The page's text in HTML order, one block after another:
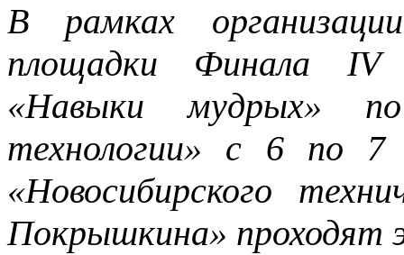
В рамках
площадки Финала IV
«Навыки мудрых» по
технологии» с 6 по 7
«Новосибирского
Покрышкина» проходят